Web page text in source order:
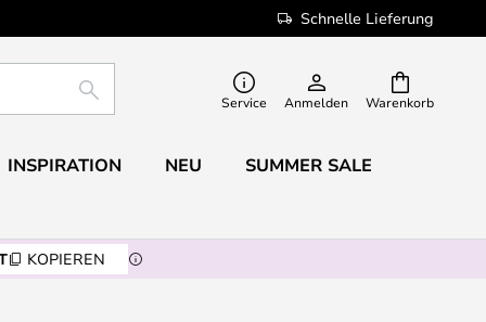
Schnelle Lieferung
Warenkorb
SUCHE Service Anmelden
INSPIRATION NEU SUMMER SALE
KOPIEREN